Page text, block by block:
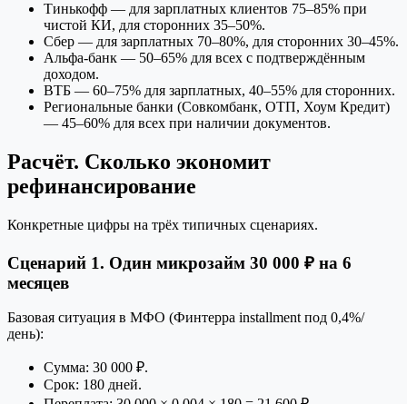
Тинькофф — для зарплатных клиентов 75–85% при
чистой КИ, для сторонних 35–50%.
Сбер — для зарплатных 70–80%, для сторонних 30–45%.
Альфа-банк — 50–65% для всех с подтверждённым
доходом.
ВТБ — 60–75% для зарплатных, 40–55% для сторонних.
Региональные банки (Совкомбанк, ОТП, Хоум Кредит)
— 45–60% для всех при наличии документов.
Расчёт. Сколько экономит
рефинансирование
Конкретные цифры на трёх типичных сценариях.
Сценарий 1. Один микрозайм 30 000 ₽ на 6
месяцев
Базовая ситуация в МФО (Финтерра installment под 0,4%/
день):
Сумма: 30 000 ₽.
Срок: 180 дней.